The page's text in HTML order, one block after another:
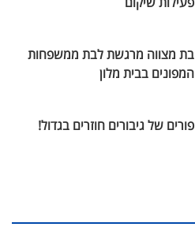
בת מצווה מרגשת לבת ממשפחות
המפונים בבית מלון
פורים של גיבורים חוזרים בגדול!